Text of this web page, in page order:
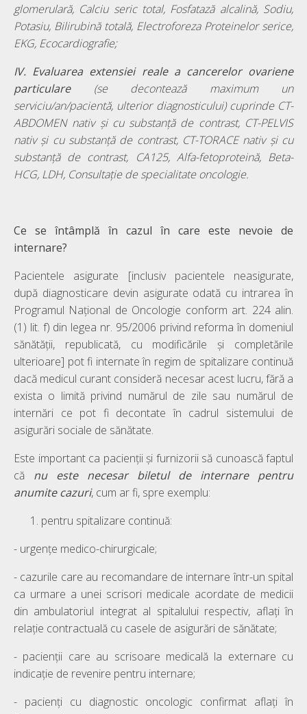
glomerulară, Calciu seric total, Fosfatază alcalină, Sodiu,
Potasiu, Bilirubină totală, Electroforeza Proteinelor serice,
EKG, Ecocardiografie;
IV. Evaluarea extensiei reale a cancerelor ovariene
particulare (se decontează maximum un
serviciu/an/pacientă, ulterior diagnosticului) cuprinde CT-
ABDOMEN nativ și cu substanță de contrast, CT-PELVIS
nativ și cu substanță de contrast, CT-TORACE nativ și cu
substanță de contrast, CA125, Alfa-fetoproteină, Βeta-
HCG, LDH, Consultație de specialitate oncologie.
Ce se întâmplă în cazul în care este nevoie de
internare?
Pacientele asigurate [inclusiv pacientele neasigurate,
după diagnosticare devin asigurate odată cu intrarea în
Programul Național de Oncologie conform art. 224 alin.
(1) lit. f) din legea nr. 95/2006 privind reforma în domeniul
sănătății, republicată, cu modificările și completările
ulterioare] pot fi internate în regim de spitalizare continuă
dacă medicul curant consideră necesar acest lucru, fără a
exista o limită privind numărul de zile sau numărul de
internări ce pot fi decontate în cadrul sistemului de
asigurări sociale de sănătate.
Este important ca pacienții și furnizorii să cunoască faptul
că nu este necesar biletul de internare pentru
anumite cazuri, cum ar fi, spre exemplu:
pentru spitalizare continuă:
- urgenţe medico-chirurgicale;
- cazurile care au recomandare de internare într-un spital
ca urmare a unei scrisori medicale acordate de medicii
din ambulatoriul integrat al spitalului respectiv, aflaţi în
relaţie contractuală cu casele de asigurări de sănătate;
- pacienţii care au scrisoare medicală la externare cu
indicaţie de revenire pentru internare;
- pacienţi cu diagnostic oncologic confirmat aflaţi în